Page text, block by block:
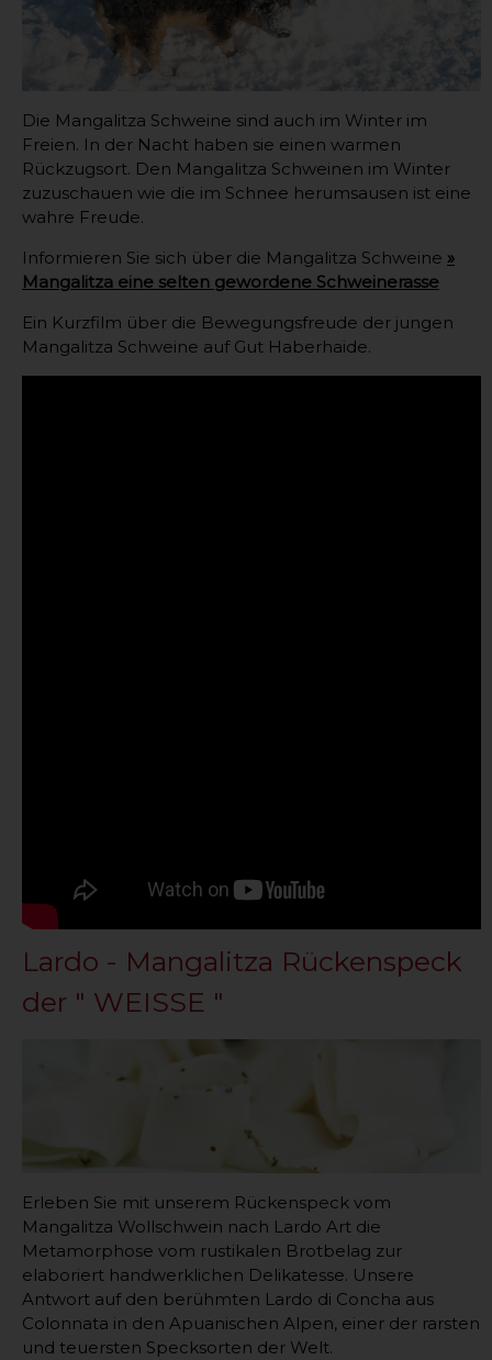
Die Mangalitza Schweine sind auch im Winter im
Freien. In der Nacht haben sie einen warmen
Rückzugsort. Den Mangalitza Schweinen im Winter
zuzuschauen wie die im Schnee herumsausen ist eine
wahre Freude.
Informieren Sie sich über die Mangalitza Schweine »
Mangalitza eine selten gewordene Schweinerasse
Ein Kurzfilm über die Bewegungsfreude der jungen
Mangalitza Schweine auf Gut Haberhaide.
Lardo - Mangalitza Rückenspeck
der " WEISSE "
Erleben Sie mit unserem Rückenspeck vom
Mangalitza Wollschwein nach Lardo Art die
Metamorphose vom rustikalen Brotbelag zur
elaboriert handwerklichen Delikatesse. Unsere
Antwort auf den berühmten Lardo di Concha aus
Colonnata in den Apuanischen Alpen, einer der rarsten
und teuersten Specksorten der Welt.